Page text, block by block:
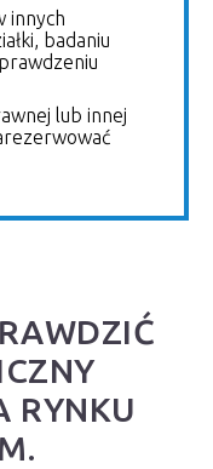
innych
badaniu
lub innej
RYNKU